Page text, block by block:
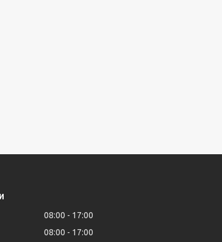
08:00
17:00
08:00
17:00